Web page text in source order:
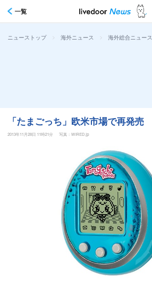
一覧
ニューストップ > 海外ニュース > 海外総合ニュース
「たまごっち」欧米市場で再発売
2013年11月28日 11時21分
写真：WIRED.jp